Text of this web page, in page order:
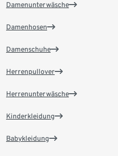
Damenunterwäsche
Damenhosen
Damenschuhe
Herrenpullover
Herrenunterwäsche
Kinderkleidung
Babykleidung